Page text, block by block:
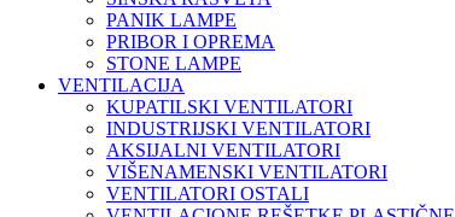
PANIK LAMPE
PRIBOR I OPREMA
STONE LAMPE
VENTILACIJA
KUPATILSKI VENTILATORI
INDUSTRIJSKI VENTILATORI
AKSIJALNI VENTILATORI
VIŠENAMENSKI VENTILATORI
VENTILATORI OSTALI